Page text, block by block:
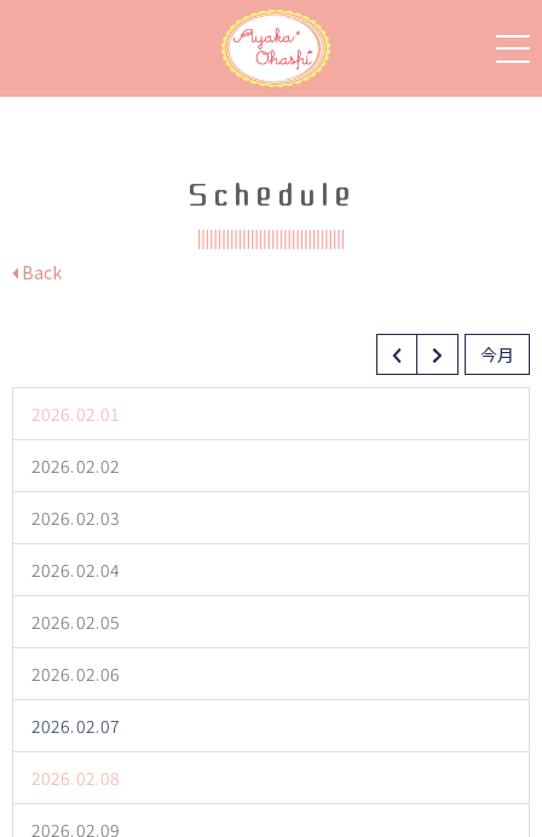
Schedule
Back
今月
2026.02.01
2026.02.02
2026.02.03
2026.02.04
2026.02.05
2026.02.06
2026.02.07
2026.02.08
2026.02.09